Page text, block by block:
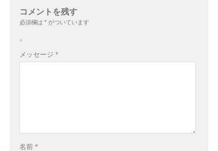
コメントを残す
必須欄は * がついています
。
メッセージ *
名前 *